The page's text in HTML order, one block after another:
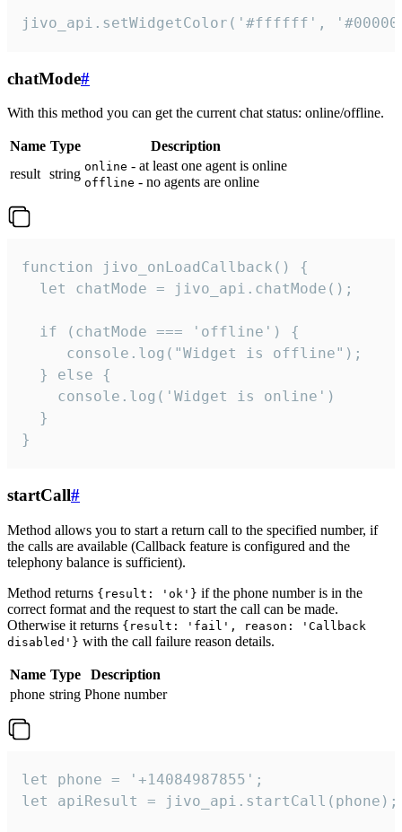
jivo_api.setWidgetColor('#ffffff',
chatMode#
With this method you can get the current chat status: online/offline.
Name Type
Description
result string online - at least one agent is online
offline - no agents are online
function jivo_onLoadCallback() {
  let chatMode = jivo_api.chatMode();
  if (chatMode === 'offline') {
     console.log("Widget is offline");
  } else {
    console.log('Widget is online')
  }
}
startCall#
Method allows you to start a return call to the specified number, if
the calls are available (Callback feature is configured and the
telephony balance is sufficient).
Method returns {result: 'ok'} if the phone number is in the
correct format and the request to start the call can be made.
Otherwise it returns {result: 'fail', reason: 'Callback
disabled'} with the call failure reason details.
Name Type
Description
phone string Phone number
let phone = '+14084987855';
let apiResult = jivo_api.startCall(phone);